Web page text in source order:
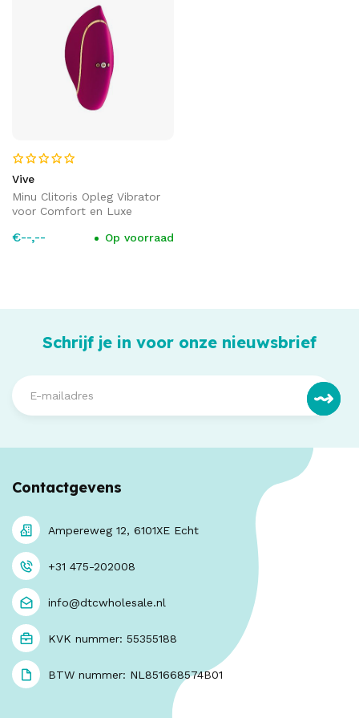
Vive
Minu Clitoris Opleg Vibrator
voor Comfort en Luxe
€--,-- Op voorraad
Schrijf je in voor onze nieuwsbrief
Contactgevens
Ampereweg 12, 6101XE Echt
+31 475-202008
info@dtcwholesale.nl
KVK nummer: 55355188
BTW nummer: NL851668574B01